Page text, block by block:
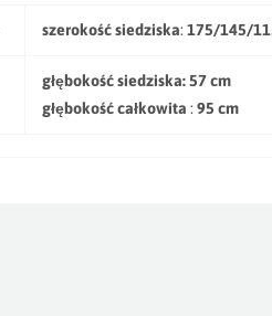
szerokość siedziska: 175/145/
głębokość siedziska: 57 cm
głębokość całkowita : 95 cm